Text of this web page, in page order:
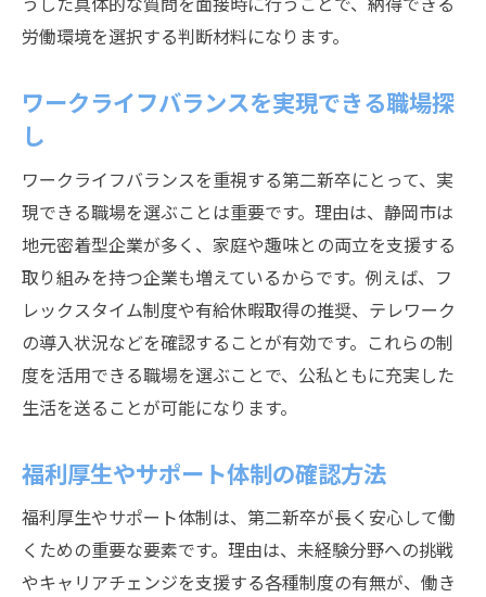
労働環境を選択する判断材料になります。
ワークライフバランスを実現できる職場探
し
ワークライフバランスを重視する第二新卒にとって、実
現できる職場を選ぶことは重要です。理由は、静岡市は
地元密着型企業が多く、家庭や趣味との両立を支援する
取り組みを持つ企業も増えているからです。例えば、フ
レックスタイム制度や有給休暇取得の推奨、テレワーク
の導入状況などを確認することが有効です。これらの制
度を活用できる職場を選ぶことで、公私ともに充実した
生活を送ることが可能になります。
福利厚生やサポート体制の確認方法
福利厚生やサポート体制は、第二新卒が長く安心して働
くための重要な要素です。理由は、未経験分野への挑戦
やキャリアチェンジを支援する各種制度の有無が、働き